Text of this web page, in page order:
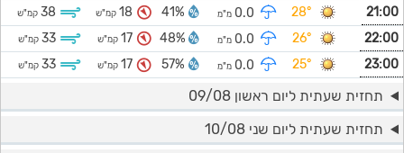
21:00
28° מ"מ 41%
18 קמ"ש 38 קמ"ש
22:00
26° מ"מ 48%
17 קמ"ש 33 קמ"ש
23:00
25° מ"מ 57%
17 קמ"ש 33 קמ"ש
תחזית שעתית ליום ראשון 09/08
תחזית שעתית ליום שני 10/08